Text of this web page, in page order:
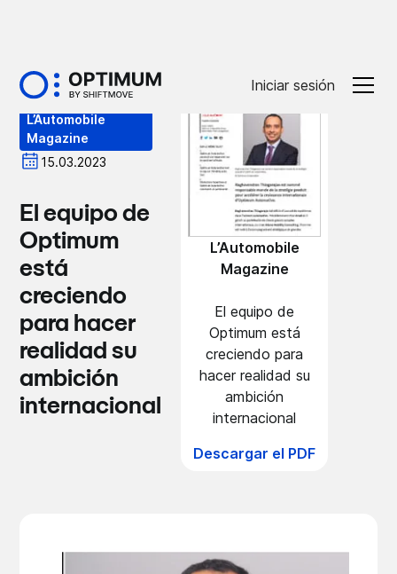
Iniciar sesión
L’Automobile
Magazine
15.03.2023
El equipo de
Optimum
está
creciendo
para hacer
realidad su
ambición
internacional
L’Automobile
Magazine
El equipo de
Optimum está
creciendo para
hacer realidad su
ambición
internacional
Descargar el PDF